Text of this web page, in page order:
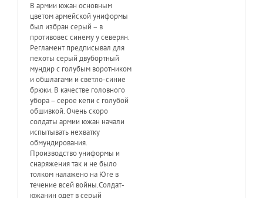
В армии южан основным
цветом армейской униформы
был избран серый – в
противовес синему у северян.
Регламент предписывал для
пехоты серый двубортный
мундир с голубым воротником
и обшлагами и светло-синие
брюки. В качестве головного
убора – серое кепи с голубой
обшивкой. Очень скоро
солдаты армии южан начали
испытывать нехватку
обмундирования.
Производство униформы и
снаряжения так и не было
толком налажено на Юге в
течение всей войны.Солдат-
южанин одет в серый